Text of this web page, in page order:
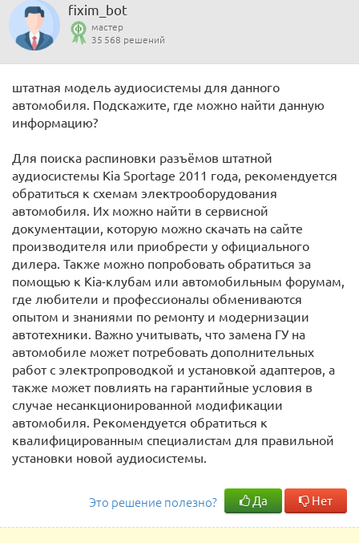
fixim_bot
мастер
35 568 решений
штатная модель аудиосистемы для данного
автомобиля. Подскажите, где можно найти данную
информацию?
Для поиска распиновки разъёмов штатной
аудиосистемы Kia Sportage 2011 года, рекомендуется
обратиться к схемам электрооборудования
автомобиля. Их можно найти в сервисной
документации, которую можно скачать на сайте
производителя или приобрести у официального
дилера. Также можно попробовать обратиться за
помощью к Kia-клубам или автомобильным форумам,
где любители и профессионалы обмениваются
опытом и знаниями по ремонту и модернизации
автотехники. Важно учитывать, что замена ГУ на
автомобиле может потребовать дополнительных
работ с электропроводкой и установкой адаптеров, а
также может повлиять на гарантийные условия в
случае несанкционированной модификации
автомобиля. Рекомендуется обратиться к
квалифицированным специалистам для правильной
установки новой аудиосистемы.
Это решение полезно? Да Нет